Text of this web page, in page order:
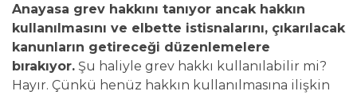
Anayasa grev hakkını tanıyor ancak hakkın
kullanılmasını ve elbette istisnalarını, çıkarılacak
kanunların getireceği düzenlemelere
bırakıyor. Şu haliyle grev hakkı kullanılabilir mi?
Hayır. Çünkü henüz hakkın kullanılmasına ilişkin